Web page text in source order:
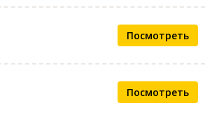
Посмотреть
Посмотреть